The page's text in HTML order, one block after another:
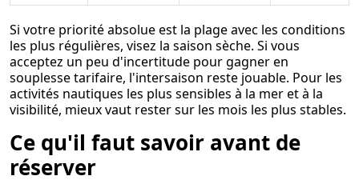
Si votre priorité absolue est la plage avec les conditions
les plus régulières, visez la saison sèche. Si vous
acceptez un peu d'incertitude pour gagner en
souplesse tarifaire, l'intersaison reste jouable. Pour les
activités nautiques les plus sensibles à la mer et à la
visibilité, mieux vaut rester sur les mois les plus stables.
Ce qu'il faut savoir avant de
réserver